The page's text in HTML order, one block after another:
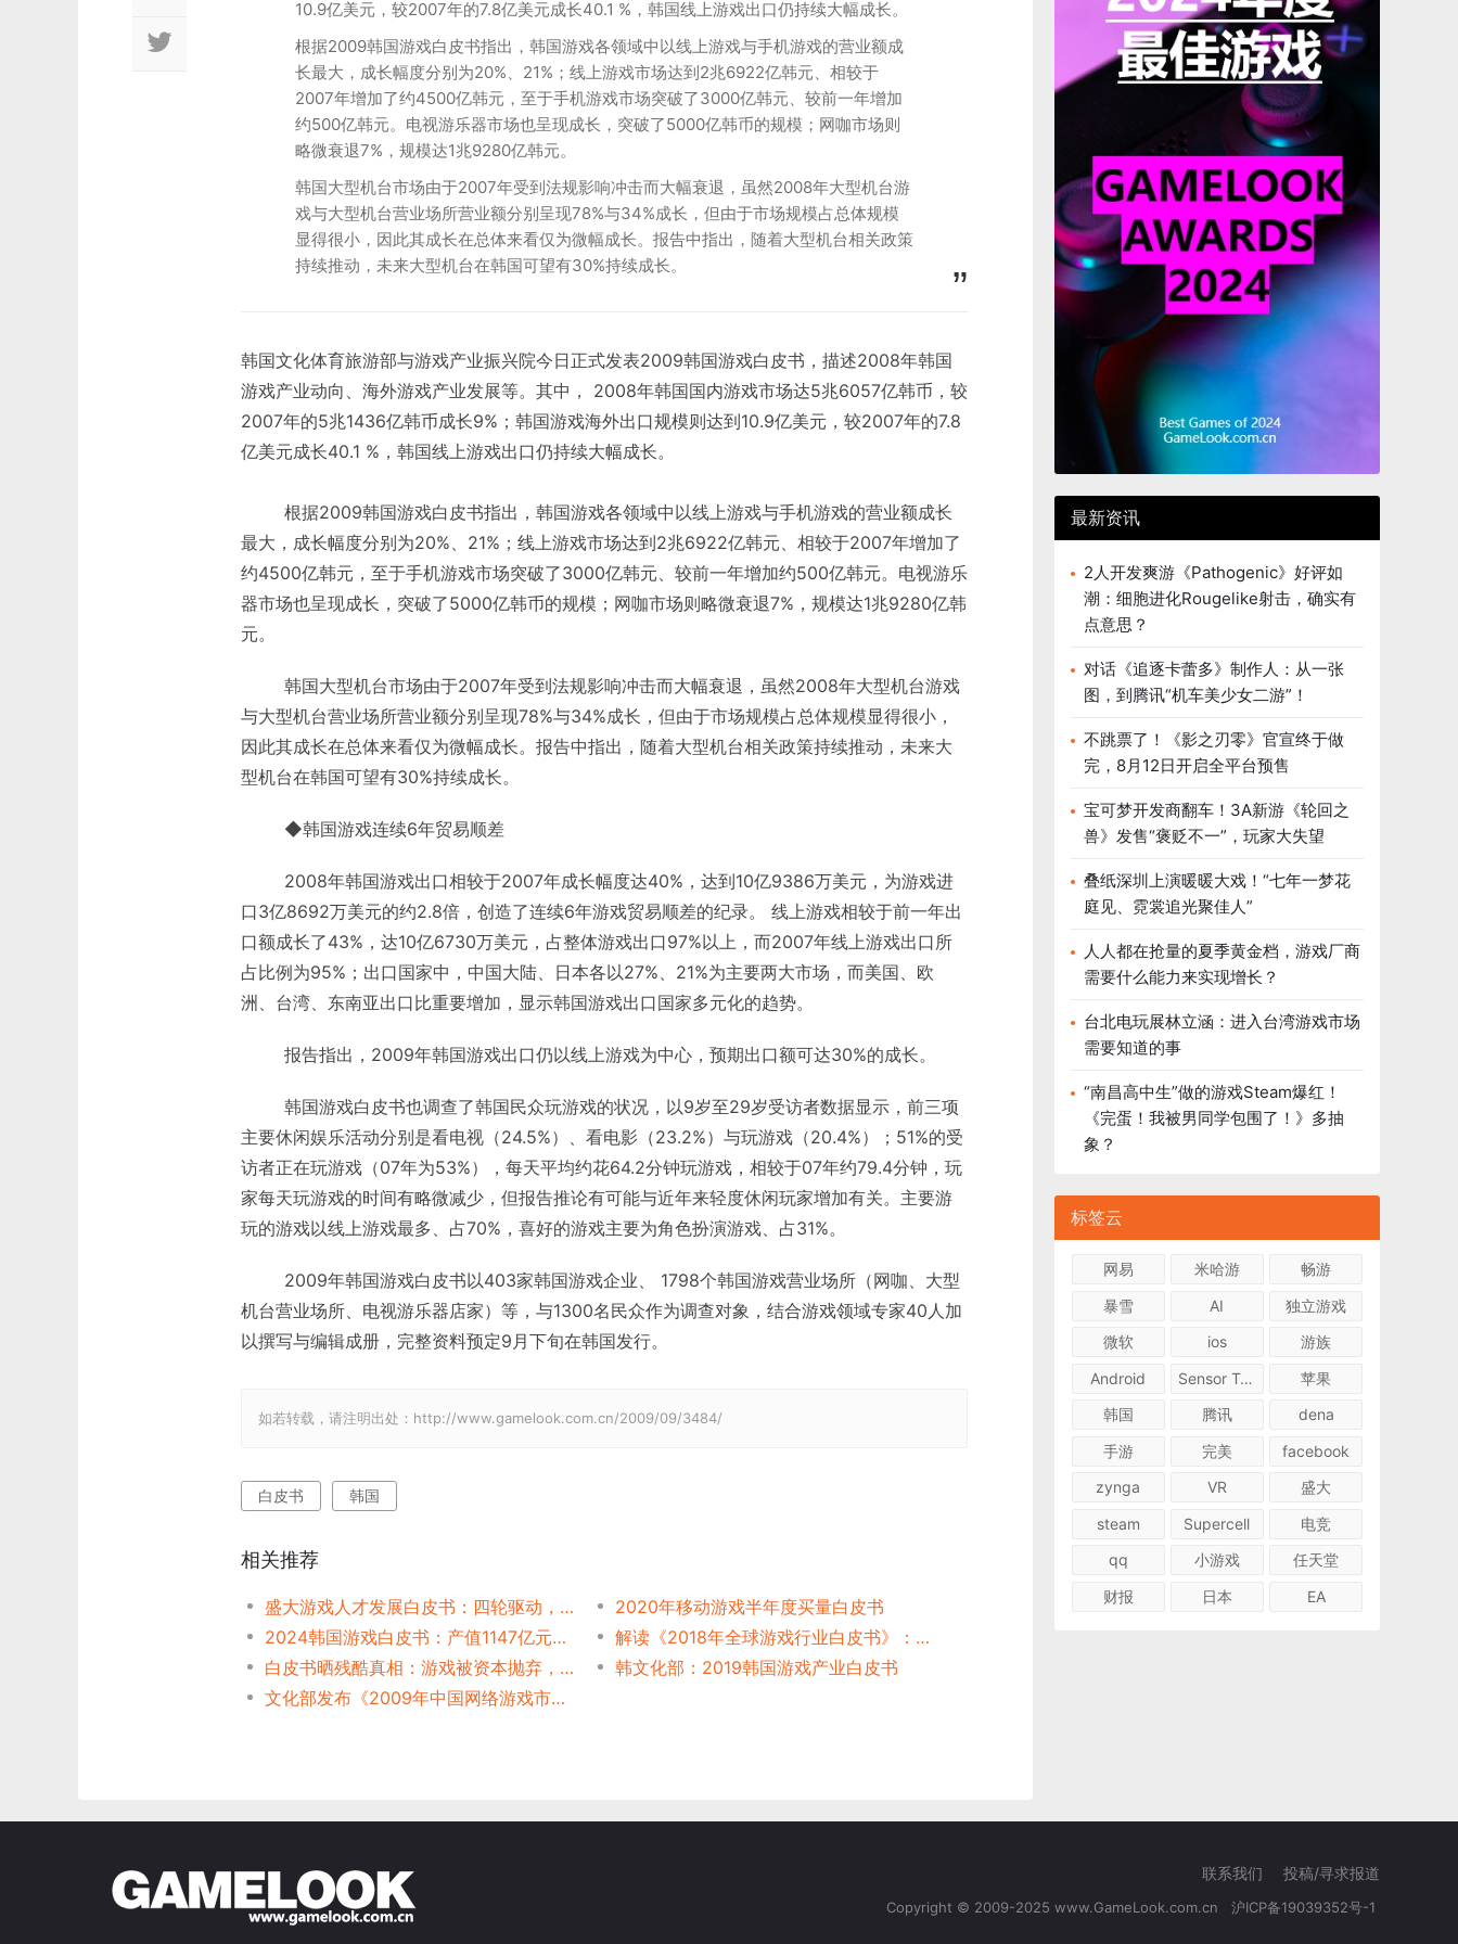
10.9亿美元，较2007年的7.8亿美元成长40.1 %，韩国线上游戏出口仍持续大幅成长。
根据2009韩国游戏白皮书指出，韩国游戏各领域中以线上游戏与手机游戏的营业额成
长最大，成长幅度分别为20%、21%；线上游戏市场达到2兆6922亿韩元、相较于
2007年增加了约4500亿韩元，至于手机游戏市场突破了3000亿韩元、较前一年增加
约500亿韩元。电视游乐器市场也呈现成长，突破了5000亿韩币的规模；网咖市场则
略微衰退7%，规模达1兆9280亿韩元。
韩国大型机台市场由于2007年受到法规影响冲击而大幅衰退，虽然2008年大型机台游
戏与大型机台营业场所营业额分别呈现78%与34%成长，但由于市场规模占总体规模
显得很小，因此其成长在总体来看仅为微幅成长。报告中指出，随着大型机台相关政策
持续推动，未来大型机台在韩国可望有30%持续成长。
韩国文化体育旅游部与游戏产业振兴院今日正式发表2009韩国游戏白皮书，描述2008年韩国
游戏产业动向、海外游戏产业发展等。其中， 2008年韩国国内游戏市场达5兆6057亿韩币，较
2007年的5兆1436亿韩币成长9%；韩国游戏海外出口规模则达到10.9亿美元，较2007年的7.8
亿美元成长40.1 %，韩国线上游戏出口仍持续大幅成长。
根据2009韩国游戏白皮书指出，韩国游戏各领域中以线上游戏与手机游戏的营业额成长
最大，成长幅度分别为20%、21%；线上游戏市场达到2兆6922亿韩元、相较于2007年增加了
约4500亿韩元，至于手机游戏市场突破了3000亿韩元、较前一年增加约500亿韩元。电视游乐
器市场也呈现成长，突破了5000亿韩币的规模；网咖市场则略微衰退7%，规模达1兆9280亿韩
元。
韩国大型机台市场由于2007年受到法规影响冲击而大幅衰退，虽然2008年大型机台游戏
与大型机台营业场所营业额分别呈现78%与34%成长，但由于市场规模占总体规模显得很小，
因此其成长在总体来看仅为微幅成长。报告中指出，随着大型机台相关政策持续推动，未来大
型机台在韩国可望有30%持续成长。
◆韩国游戏连续6年贸易顺差
2008年韩国游戏出口相较于2007年成长幅度达40%，达到10亿9386万美元，为游戏进
口3亿8692万美元的约2.8倍，创造了连续6年游戏贸易顺差的纪录。 线上游戏相较于前一年出
口额成长了43%，达10亿6730万美元，占整体游戏出口97%以上，而2007年线上游戏出口所
占比例为95%；出口国家中，中国大陆、日本各以27%、21%为主要两大市场，而美国、欧
洲、台湾、东南亚出口比重要增加，显示韩国游戏出口国家多元化的趋势。
报告指出，2009年韩国游戏出口仍以线上游戏为中心，预期出口额可达30%的成长。
韩国游戏白皮书也调查了韩国民众玩游戏的状况，以9岁至29岁受访者数据显示，前三项
主要休闲娱乐活动分别是看电视（24.5%）、看电影（23.2%）与玩游戏（20.4%）；51%的受
访者正在玩游戏（07年为53%），每天平均约花64.2分钟玩游戏，相较于07年约79.4分钟，玩
家每天玩游戏的时间有略微减少，但报告推论有可能与近年来轻度休闲玩家增加有关。主要游
玩的游戏以线上游戏最多、占70%，喜好的游戏主要为角色扮演游戏、占31%。
2009年韩国游戏白皮书以403家韩国游戏企业、 1798个韩国游戏营业场所（网咖、大型
机台营业场所、电视游乐器店家）等，与1300名民众作为调查对象，结合游戏领域专家40人加
以撰写与编辑成册，完整资料预定9月下旬在韩国发行。
如若转载，请注明出处：http://www.gamelook.com.cn/2009/09/3484/
白皮书 韩国
相关推荐
盛大游戏人才发展白皮书：四轮驱动，成就人才
2020年移动游戏半年度买量白皮书
2024韩国游戏白皮书：产值1147亿元、厂商1334家，韩网民游戏使用率再度下滑
解读《2018年全球游戏行业白皮书》：出海手游趋于中重度化
白皮书晒残酷真相：游戏被资本抛弃，七成玩家成“老司机”
韩文化部：2019韩国游戏产业白皮书
文化部发布《2009年中国网络游戏市场白皮书》
最新资讯
2人开发爽游《Pathogenic》好评如
潮：细胞进化Rougelike射击，确实有
点意思？
对话《追逐卡蕾多》制作人：从一张
图，到腾讯“机车美少女二游”！
不跳票了！《影之刃零》官宣终于做
完，8月12日开启全平台预售
宝可梦开发商翻车！3A新游《轮回之
兽》发售“褒贬不一”，玩家大失望
叠纸深圳上演暖暖大戏！“七年一梦花
庭见、霓裳追光聚佳人”
人人都在抢量的夏季黄金档，游戏厂商
需要什么能力来实现增长？
台北电玩展林立涵：进入台湾游戏市场
需要知道的事
“南昌高中生”做的游戏Steam爆红！
《完蛋！我被男同学包围了！》多抽
象？
标签云
网易 米哈游
畅游
暴雪
AI
独立游戏
微软
ios
游族
Android
Sensor Tower
苹果
韩国
腾讯
dena
手游
完美
facebook
zynga
VR
盛大
steam
Supercell
电竞
qq
小游戏
任天堂
财报
日本 EA
联系我们 投稿/寻求报道
Copyright © 2009-2025 www.GameLook.com.cn 沪ICP备19039352号-1